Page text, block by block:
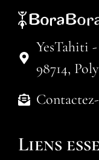
YesTahiti
98714,
Liens